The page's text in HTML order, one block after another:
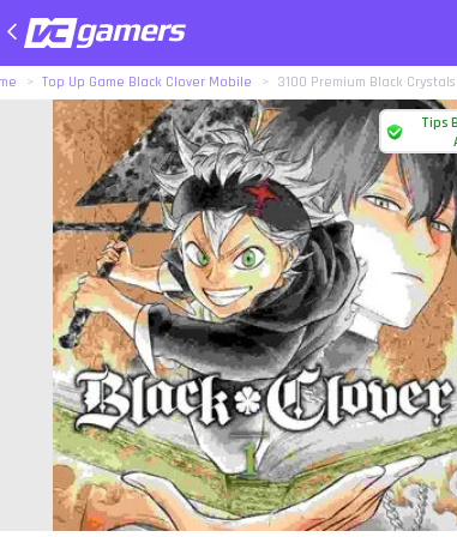
Top Up Game Black Clover Mobile 3100 Premium Black Crystals
Tips